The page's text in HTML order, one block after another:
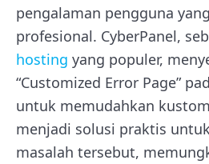
pengalaman pengguna
profesional. CyberPanel,
hosting yang populer,
“Customized Error Page”
untuk memudahkan
menjadi solusi praktis
masalah tersebut,